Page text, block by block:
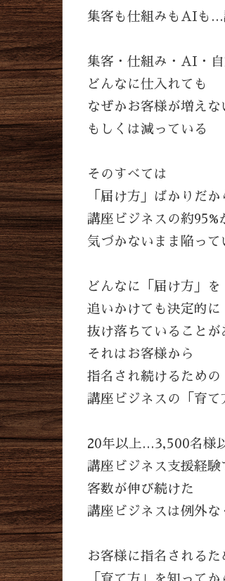
集客も仕組みもAIも…
集客・仕組み・AI・
どんなに仕入れても
なぜかお客様が増え
もしくは減っている
そのすべては
「届け方」ばかりだか
講座ビジネスの約95%
気づかないまま陥って
どんなに「届け方」を
追いかけても決定的に
抜け落ちていることが
それはお客様から
指名され続けるための
講座ビジネスの「育て
20年以上…3,500名様
講座ビジネス支援経験
客数が伸び続けた
講座ビジネスは例外
お客様に指名されるた